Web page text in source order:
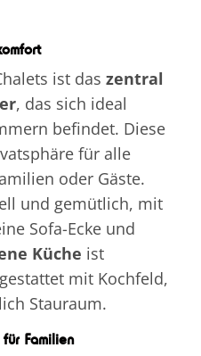
ist das zentral
, das sich ideal
befindet. Diese
für alle
oder Gäste.
und gemütlich, mit
Sofa-Ecke und
Küche ist
mit Kochfeld,
Stauraum.
Familien